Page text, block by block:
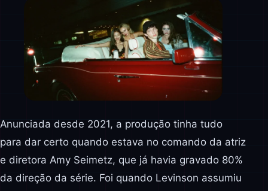
Anunciada desde 2021, a produção tinha tudo
para dar certo quando estava no comando da atriz
e diretora Amy Seimetz, que já havia gravado 80%
da direção da série. Foi quando Levinson assumiu